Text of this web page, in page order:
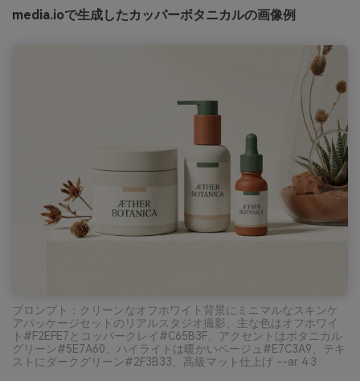
media.ioで生成したカッパーボタニカルの画像例
プロンプト：クリーンなオフホワイト背景にミニマルなスキンケ
アパッケージセットのリアルスタジオ撮影、主な色はオフホワイ
ト#F2EFE7とコッパークレイ#C65B3F、アクセントはボタニカル
グリーン#5E7A60、ハイライトは暖かいベージュ#E7C3A9、テキ
ストにダークグリーン#2F3B33、高級マット仕上げ --ar 4:3